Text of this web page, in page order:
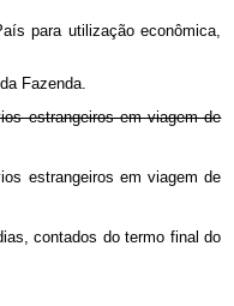
para utilização econômica,
Fazenda.
estrangeiros em viagem de
estrangeiros em viagem de
contados do termo final do